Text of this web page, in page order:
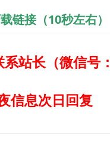
链接（10秒左右）
系站长（微信号：
信息次日回复